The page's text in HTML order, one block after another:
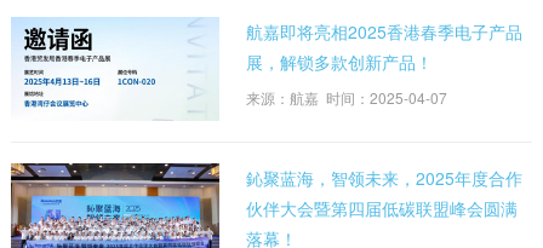
航嘉即将亮相2025香港春季电子产品
展，解锁多款创新产品！
来源：航嘉 时间：2025-04-07
鈊聚蓝海，智领未来，2025年度合作
伙伴大会暨第四届低碳联盟峰会圆满
落幕！